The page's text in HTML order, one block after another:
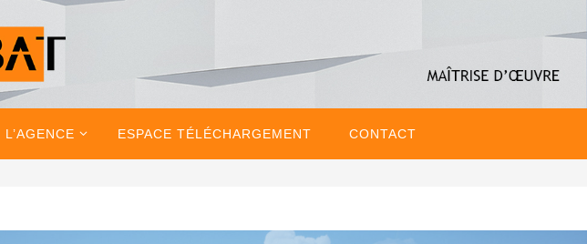
L’AGENCE ESPACE TÉLÉCHARGEMENT CONTACT